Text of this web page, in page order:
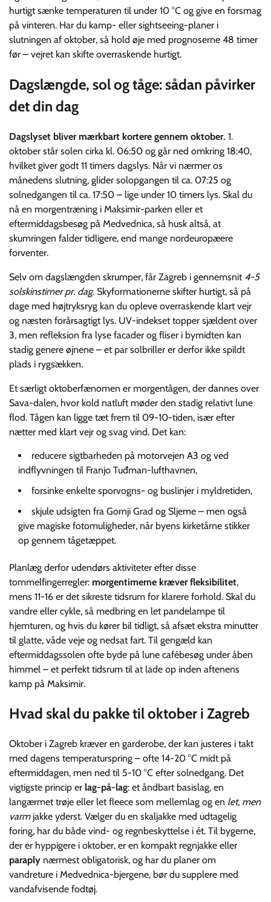
hurtigt sænke temperaturen til under 10 °C og give en forsmag
på vinteren. Har du kamp- eller sightseeing-planer i
slutningen af oktober, så hold øje med prognoserne 48 timer
før – vejret kan skifte overraskende hurtigt.
Dagslængde, sol og tåge: sådan påvirker
det din dag
Dagslyset bliver mærkbart kortere gennem oktober. 1.
oktober står solen cirka kl. 06:50 og går ned omkring 18:40,
hvilket giver godt 11 timers dagslys. Når vi nærmer os
månedens slutning, glider solopgangen til ca. 07:25 og
solnedgangen til ca. 17:50 – lige under 10 timers lys. Skal du
nå en morgentræning i Maksimir-parken eller et
eftermiddagsbesøg på Medvednica, så husk altså, at
skumringen falder tidligere, end mange nordeuropæere
forventer.
Selv om dagslængden skrumper, får Zagreb i gennemsnit 4-5
solskinstimer pr. dag. Skyformationerne skifter hurtigt, så på
dage med højtryksryg kan du opleve overraskende klart vejr
og næsten forårsagtigt lys. UV-indekset topper sjældent over
3, men refleksion fra lyse facader og fliser i bymidten kan
stadig genere øjnene – et par solbriller er derfor ikke spildt
plads i rygsækken.
Et særligt oktoberfænomen er morgentågen, der dannes over
Sava-​dalen, hvor kold natluft møder den stadig relativt lune
flod. Tågen kan ligge tæt frem til 09-10-tiden, især efter
nætter med klart vejr og svag vind. Det kan:
reducere sigtbarheden på motorvejen A3 og ved
indflyvningen til Franjo Tuđman-lufthavnen,
forsinke enkelte sporvogns- og buslinjer i myldretiden,
skjule udsigten fra Gornji Grad og Sljeme – men også
give magiske fotomuligheder, når byens kirketårne stikker
op gennem tågetæppet.
Planlæg derfor udendørs aktiviteter efter disse
tommelfingerregler: morgentimerne kræver fleksibilitet,
mens 11-16 er det sikreste tidsrum for klarere forhold. Skal du
vandre eller cykle, så medbring en let pandelampe til
hjemturen, og hvis du kører bil tidligt, så afsæt ekstra minutter
til glatte, våde veje og nedsat fart. Til gengæld kan
eftermiddagssolen ofte byde på lune cafébesøg under åben
himmel – et perfekt tidsrum til at lade op inden aftenens
kamp på Maksimir.
Hvad skal du pakke til oktober i Zagreb
Oktober i Zagreb kræver en garderobe, der kan justeres i takt
med dagens temperatur­spring – ofte 14-20 °C midt på
eftermiddagen, men ned til 5-10 °C efter solnedgang. Det
vigtigste princip er lag-på-lag: et åndbart basislag, en
langærmet trøje eller let fleece som mellem­lag og en let, men
varmjakke yderst. Vælger du en skaljakke med udtagelig
foring, har du både vind- og regnbeskyttelse i ét. Til bygerne,
der er hyppigere i oktober, er en kompakt regnjakke eller
paraply nærmest obligatorisk, og har du planer om
vandreture i Medvednica-bjergene, bør du supplere med
vandafvisende fodtøj.